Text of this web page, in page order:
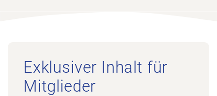
Exklusiver Inhalt für
Mitglieder